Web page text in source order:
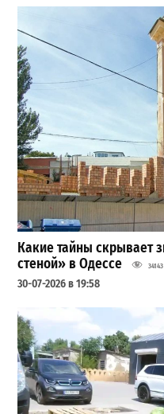
Какие тайны скрывает
стеной» в Одессе
34143
30-07-2026 в 19:58